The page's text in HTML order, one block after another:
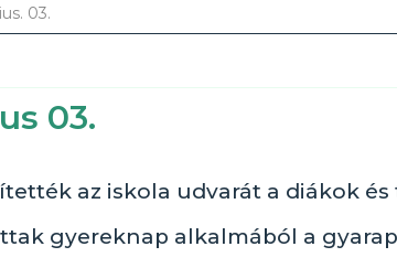
03.
03.
az iskola udvarát a diákok és
gyereknap alkalmából a